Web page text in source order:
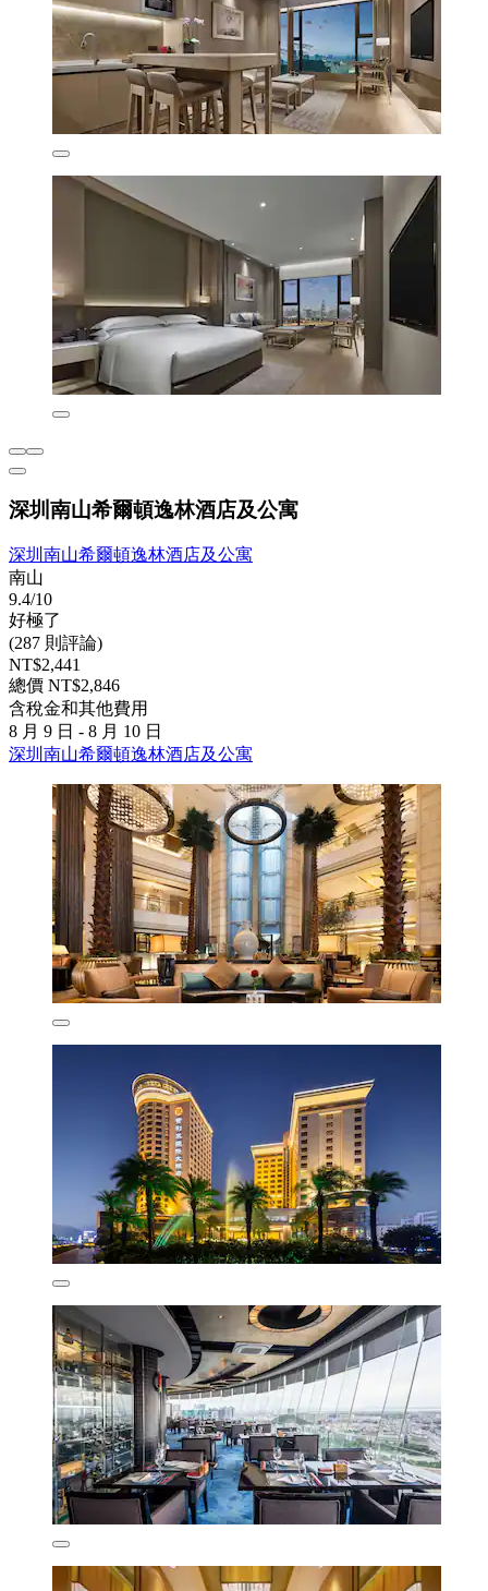
深圳南山希爾頓逸林酒店及公寓
深圳南山希爾頓逸林酒店及公寓
南山
9.4/10
好極了
(287 則評論)
NT$2,441
總價 NT$2,846
含稅金和其他費用
8 月 9 日 - 8 月 10 日
深圳南山希爾頓逸林酒店及公寓